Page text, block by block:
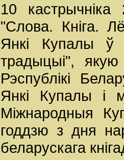
10
"Слова. Кніга.
Янкі Купалы ў
традыцыі", якую
Рэспублікі
Янкі Купалы і
Міжнародныя
годдзю з дня
беларускага